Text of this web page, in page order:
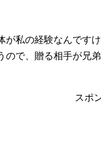
が私の経験なんです
ので、贈る相手が兄
スポ